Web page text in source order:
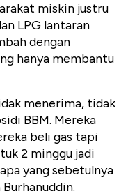
miskin justru
LPG lantaran
dengan
hanya membantu
menerima, tidak
BBM. Mereka
beli gas tapi
2 minggu jadi
yang sebetulnya